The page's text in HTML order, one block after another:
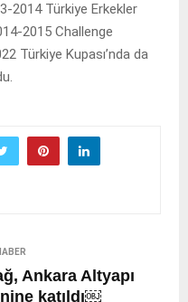
2014 Türkiye Erkekler
2015 Challenge
Türkiye Kupası’nda da
Ankara Altyapı
katıldı￼